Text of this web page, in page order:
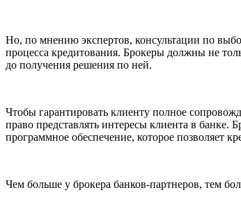
Но, по мнению экспертов, консультации по
процесса кредитования. Брокеры должны не
до получения решения по ней.
Чтобы гарантировать клиенту полное
право представлять интересы клиента в
программное обеспечение, которое позволяет
Чем больше у брокера банков-партнеров, тем